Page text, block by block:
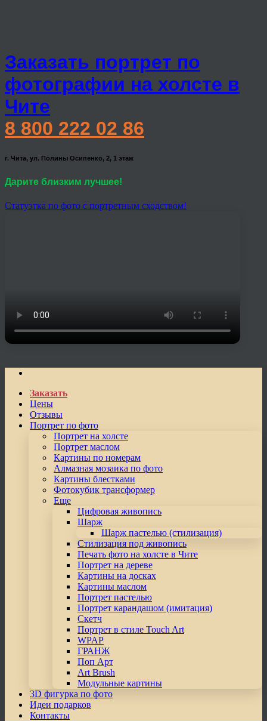
Заказать портрет по
фотографии на холсте в
Чите
8 800 222 02 86
г. Чита, ул. Полины Осипенко, 2, 1 этаж
Дарите близким лучшее!
Статуэтка по фото с портретным сходством!
Заказать
Цены
Отзывы
Портрет по фото
Портрет на холсте
Портрет маслом
Картины по номерам
Алмазная мозаика по фото
Картины блестками
Фотокубик трансформер
Еще
Цифровая живопись
Шарж
Шарж пастелью (стилизация)
Стилизация под живопись
Печать фото на холсте в Чите
Портрет на дереве
Картины на досках
Картины маслом
Портрет пастелью
Портрет карандашом (имитация)
Скетч
Портрет в стиле Touch Art
WPAP
ГРАНЖ
Поп Арт
Art Brush
Модульные картины
3D фигурка по фото
Идеи подарков
Контакты